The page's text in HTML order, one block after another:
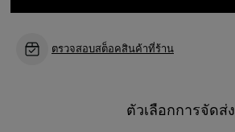
ตรวจสอบสต็อคสินค้าที่ร้าน
ตัวเลือกการจัดส่ง